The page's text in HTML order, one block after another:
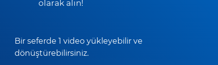
olarak alın!
Bir seferde 1 video yükleyebilir ve
dönüştürebilirsiniz.